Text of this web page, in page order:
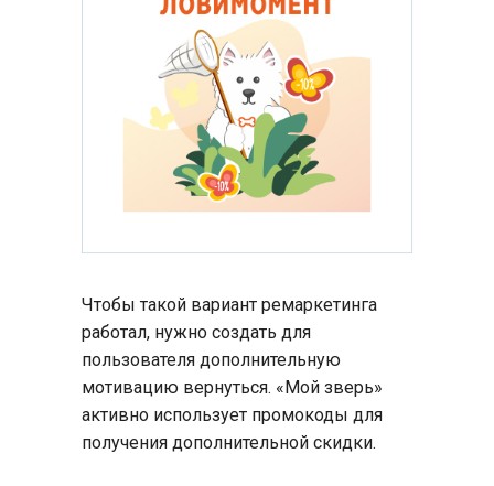
Чтобы такой вариант ремаркетинга
работал, нужно создать для
пользователя дополнительную
мотивацию вернуться. «Мой зверь»
активно использует промокоды для
получения дополнительной скидки.